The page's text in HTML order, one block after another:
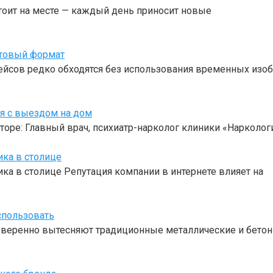
на месте — каждый день приносит новые
формат
редко обходятся без использования временных
с выездом на дом
Главный врач, психиатр-нарколог клиники
в столице
в столице Репутация компании в интернете влияет на
вытесняют традиционные металлические и